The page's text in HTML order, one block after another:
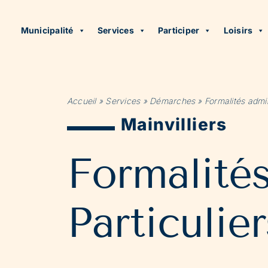
Municipalité Services Participer Loisirs
Accueil» Services» Démarches» Formalités
Mainvilliers